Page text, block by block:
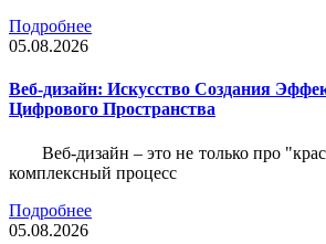
Подробнее
05.08.2026
Веб-дизайн: Искусство Создания
Цифрового Пространства
Веб-дизайн – это не только про
комплексный процесс
Подробнее
05.08.2026